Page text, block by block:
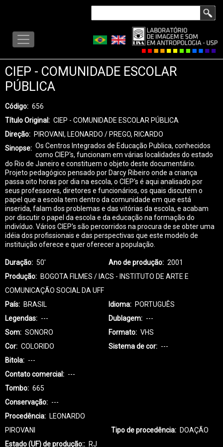
conteúdo
LISA
MENU
CIEP - COMUNIDADE ESCOLAR
PÚBLICA
Código
656
Título Original
CIEP - COMUNIDADE ESCOLAR PÚBLICA
Direção
PIROVANI, LEONARDO / PREGO, RICARDO
Sinopse
Os Centros Integrados de Educação Publica, conhecidos
como CIEP's, funcionam em várias localidades do estado
do Rio de Janeiro e constituem o objeto deste documentário.
Projeto pedagógico pensado por Darcy Ribeiro onde a criança
passa oito horas por dia na escola, o CIEP's é aqui analisado por
seus professores, diretores e funcionários, os quais discutem o
papel que a escola tem dentro da comunidade em que está
inserida, falam dos problemas e das vitórias da escola, e acabam
por discutir o papel da escola e da educação na formação do
indivíduo. Vários CIEP's são percorridos na procura de se obter uma
idéia dos profissionais e das perspectivas que este modelo de
instituição oferece e quer oferecer a população.
Duração 50' Ano de produção
2001
Produção
BOGOTA FILMES / IACS - INSTITUTO DE ARTE E
COMUNICAÇÃO SOCIAL DA UFF
País
BRASIL Idioma
PORTUGUÊS
Legendas
--- Dublagem
---
Som
SONORO Formato
VHS
Cor
COLORIDO Sistema de cor
---
Bitola
---
Contato comercial
---
Tombo
665
Conservação
---
Procedência
LEONARDO
PIROVANI
Tipo de procedência
DOAÇÃO
Estado (UF) de produção:
RJ